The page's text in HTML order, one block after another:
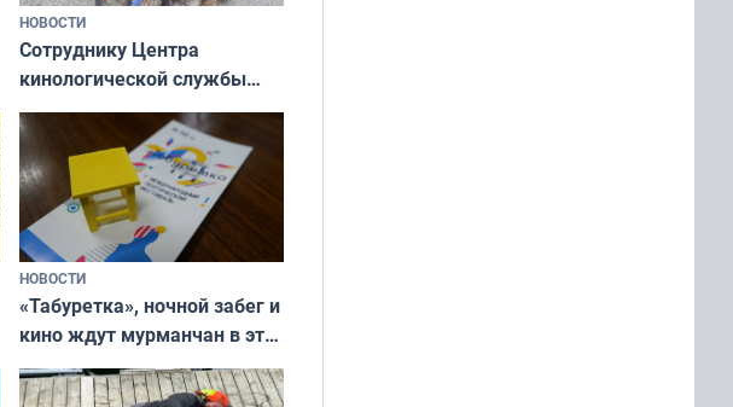
НОВОСТИ
Сотруднику Центра
кинологической службы
ищут новый дом
НОВОСТИ
«Табуретка», ночной забег и
кино ждут мурманчан в эти
выходные